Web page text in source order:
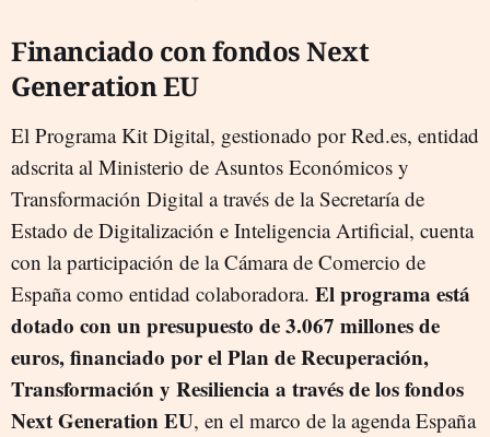
Financiado con fondos Next
Generation EU
El Programa Kit Digital, gestionado por Red.es, entidad
adscrita al Ministerio de Asuntos Económicos y
Transformación Digital a través de la Secretaría de
Estado de Digitalización e Inteligencia Artificial, cuenta
con la participación de la Cámara de Comercio de
España como entidad colaboradora. El programa está
dotado con un presupuesto de 3.067 millones de
euros, financiado por el Plan de Recuperación,
Transformación y Resiliencia a través de los fondos
Next Generation EU, en el marco de la agenda España